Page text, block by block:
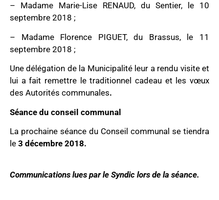
– Madame Marie-Lise RENAUD, du Sentier, le 10
septembre 2018 ;
– Madame Florence PIGUET, du Brassus, le 11
septembre 2018 ;
Une délégation de la Municipalité leur a rendu visite et
lui a fait remettre le traditionnel cadeau et les vœux
des Autorités communales.
Séance du conseil communal
La prochaine séance du Conseil communal se tiendra
le 3 décembre 2018.
Communications lues par le Syndic lors de la séance.